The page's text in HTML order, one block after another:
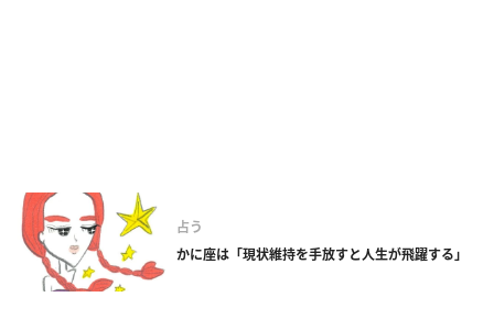
占う
かに座は「現状維持を手放すと人生が飛躍する」